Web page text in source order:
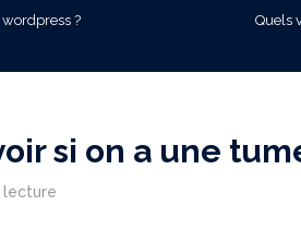
? Quels
si on a une
lecture